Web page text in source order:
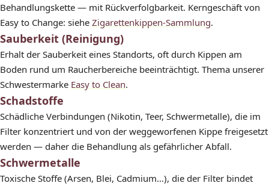
Behandlungskette — mit Rückverfolgbarkeit. Kerngeschäft von
Easy to Change: siehe Zigarettenkippen-Sammlung.
Sauberkeit (Reinigung)
Erhalt der Sauberkeit eines Standorts, oft durch Kippen am
Boden rund um Raucherbereiche beeinträchtigt. Thema unserer
Schwestermarke Easy to Clean.
Schadstoffe
Schädliche Verbindungen (Nikotin, Teer, Schwermetalle), die im
Filter konzentriert und von der weggeworfenen Kippe freigesetzt
werden — daher die Behandlung als gefährlicher Abfall.
Schwermetalle
Toxische Stoffe (Arsen, Blei, Cadmium…), die der Filter bindet